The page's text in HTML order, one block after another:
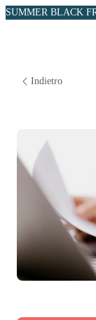
SUMMER BLACK
Indietro